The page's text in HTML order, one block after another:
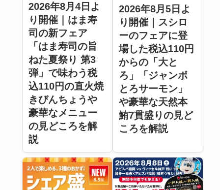
2026年8月4日よ
り開催｜はま寿
司の新フェア
「はま寿司の旨
ねた夏祭り 第3
弾」で味わう税
込110円の直火焼
きびんちょうや
豪華なメニュー
の見どころを解
説
2026年8月5日よ
り開催｜スシロ
ーのフェアに登
場した税込110円
からの「大と
ろ」「ジャンボ
とろサーモン」
や豪華な天然本
鮪7貫盛りの見ど
ころを解説